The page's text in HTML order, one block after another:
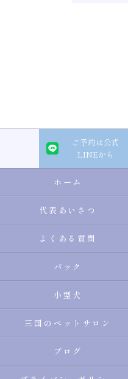
ご予約は公式
LINEから
ホーム
代表あいさつ
よくある質問
パック
小型犬
三国のペットサロン
ブログ